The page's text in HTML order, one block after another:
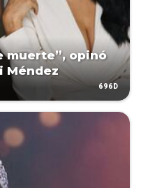
muerte”, opinó
Méndez
696D